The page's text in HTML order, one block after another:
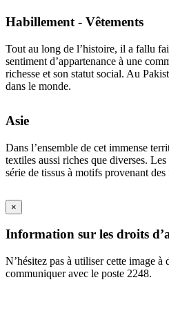
Habillement - Vêtements
Tout au long de l’histoire, il a fallu
sentiment d’appartenance à une
richesse et son statut social. Au
dans le monde.
Asie
Dans l’ensemble de cet immense
textiles aussi riches que diverses.
série de tissus à motifs provenant
×
Information sur les droits
N’hésitez pas à utiliser cette image
communiquer avec le poste 2248.